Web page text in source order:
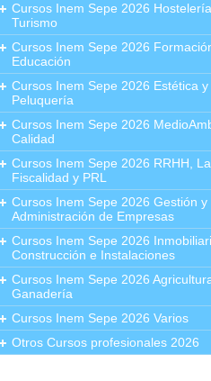
Cursos Inem Sepe 2026
Turismo
Cursos Inem Sepe 2026
Educación
Cursos Inem Sepe 2026 Estética y
Peluquería
Cursos Inem Sepe 2026
Calidad
Cursos Inem Sepe 2026 RRHH,
Fiscalidad y PRL
Cursos Inem Sepe 2026 Gestión y
Administración de Empresas
Cursos Inem Sepe 2026
Construcción e Instalaciones
Cursos Inem Sepe 2026
Ganadería
Cursos Inem Sepe 2026 Varios
Otros Cursos profesionales 2026